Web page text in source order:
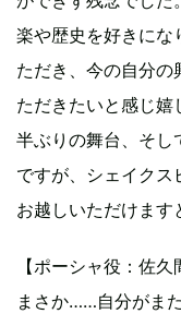
楽や歴史を好きにな
ただき、今の自分の
ただきたいと感じ
半ぶりの舞台、そし
ですが、シェイク
お越しいただけます
【ポーシャ役：佐久
まさか……自分がま